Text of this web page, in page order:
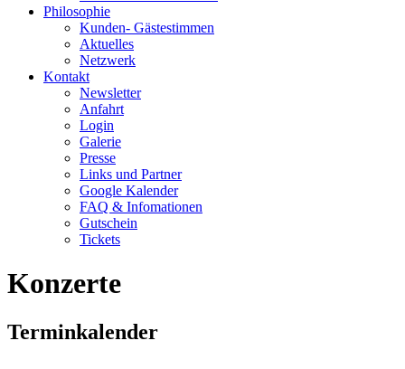
Philosophie
Kunden- Gästestimmen
Aktuelles
Netzwerk
Kontakt
Newsletter
Anfahrt
Login
Galerie
Presse
Links und Partner
Google Kalender
FAQ & Infomationen
Gutschein
Tickets
Konzerte
Terminkalender